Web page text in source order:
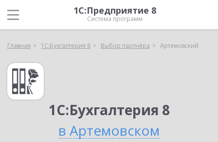
1С:Предприятие 8
Система программ
Главная 1С:Бухгалтерия 8 Выбор партнёра Артемовский
1С:Бухгалтерия 8
в Артемовском